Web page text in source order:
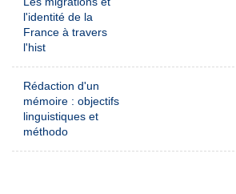
l'identité de la
France à travers
l'hist
Rédaction d'un
mémoire : objectifs
linguistiques et
méthodo